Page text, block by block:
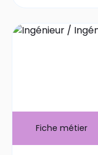
Fiche métier